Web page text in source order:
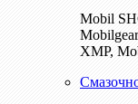
Mobil
XМP,